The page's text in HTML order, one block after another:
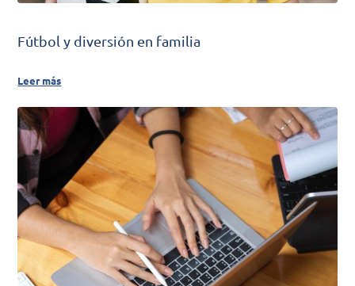
Fútbol y diversión en familia
Leer más